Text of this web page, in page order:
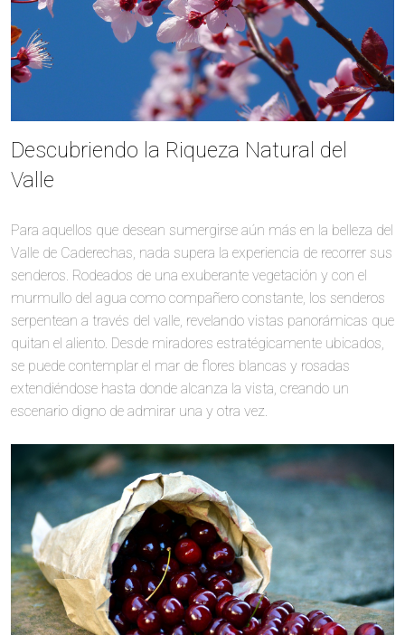
Descubriendo la Riqueza Natural del
Valle
Para aquellos que desean sumergirse aún más en la belleza del
Valle de Caderechas, nada supera la experiencia de recorrer sus
senderos. Rodeados de una exuberante vegetación y con el
murmullo del agua como compañero constante, los senderos
serpentean a través del valle, revelando vistas panorámicas que
quitan el aliento. Desde miradores estratégicamente ubicados,
se puede contemplar el mar de flores blancas y rosadas
extendiéndose hasta donde alcanza la vista, creando un
escenario digno de admirar una y otra vez.